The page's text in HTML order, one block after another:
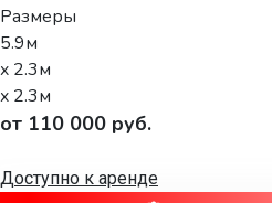
Размеры
5.9м
x 2.3м
x 2.3м
от 110 000 руб.
Доступно к аренде